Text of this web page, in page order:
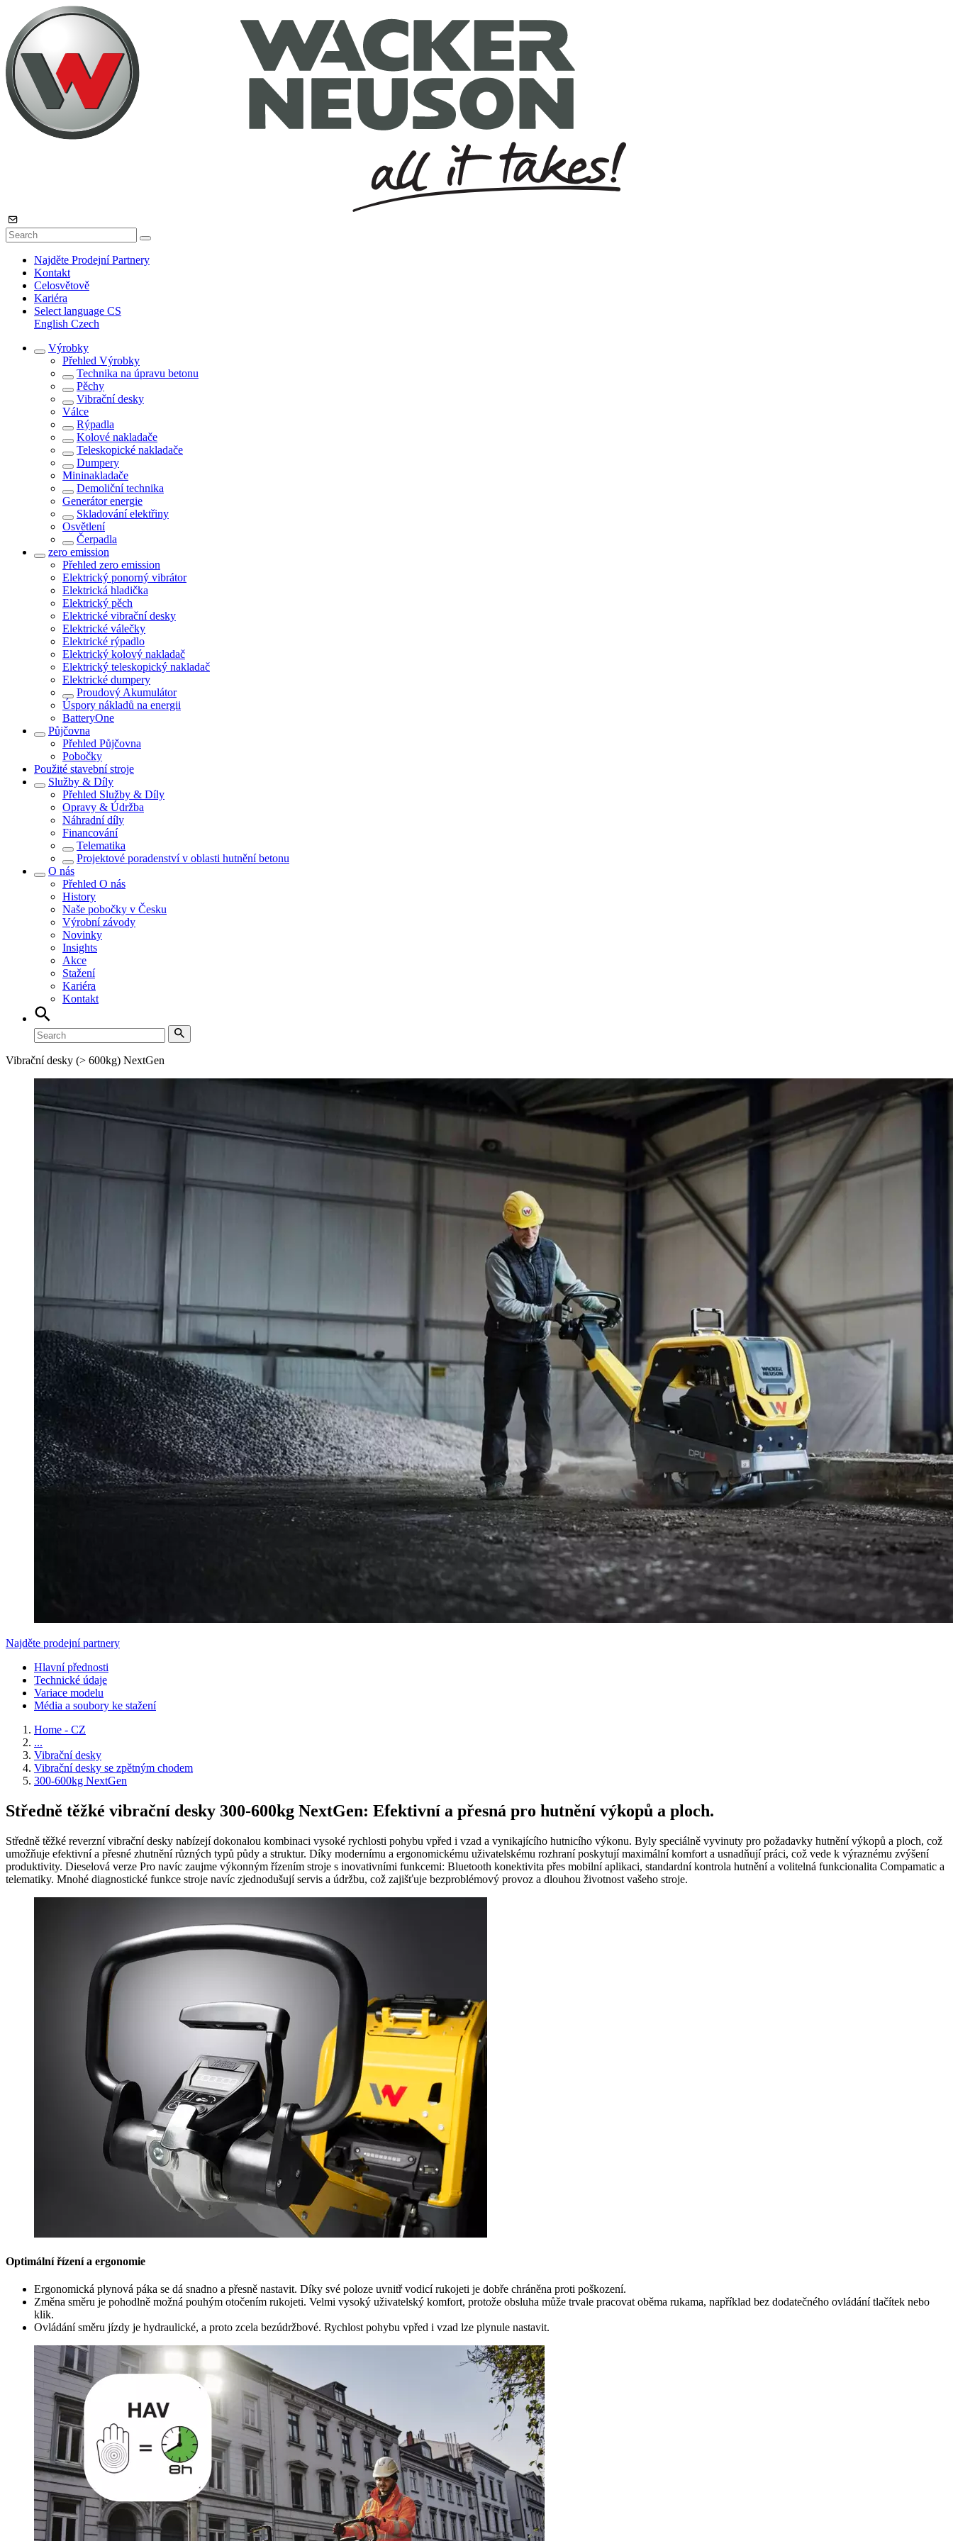
Najděte Prodejní Partnery
Kontakt
Celosvětově
Kariéra
Select language CS
English Czech
Výrobky
Přehled Výrobky
Technika na úpravu betonu
Pěchy
Vibrační desky
Válce
Rýpadla
Kolové nakladače
Teleskopické nakladače
Dumpery
Mininakladače
Demoliční technika
Generátor energie
Skladování elektřiny
Osvětlení
Čerpadla
zero emission
Přehled zero emission
Elektrický ponorný vibrátor
Elektrická hladička
Elektrický pěch
Elektrické vibrační desky
Elektrické válečky
Elektrické rýpadlo
Elektrický kolový nakladač
Elektrický teleskopický nakladač
Elektrické dumpery
Proudový Akumulátor
Úspory nákladů na energii
BatteryOne
Půjčovna
Přehled Půjčovna
Pobočky
Použité stavební stroje
Služby & Díly
Přehled Služby & Díly
Opravy & Údržba
Náhradní díly
Financování
Telematika
Projektové poradenství v oblasti hutnění betonu
O nás
Přehled O nás
History
Naše pobočky v Česku
Výrobní závody
Novinky
Insights
Akce
Stažení
Kariéra
Kontakt
Vibrační desky (> 600kg) NextGen
Najděte prodejní partnery
Hlavní přednosti
Technické údaje
Variace modelu
Média a soubory ke stažení
Home - CZ
...
Vibrační desky
Vibrační desky se zpětným chodem
300-600kg NextGen
Středně těžké vibrační desky 300-600kg NextGen: Efektivní a přesná pro hutnění výkopů a ploch.
Středně těžké reverzní vibrační desky nabízejí dokonalou kombinaci vysoké rychlosti pohybu vpřed i vzad a vynikajícího hutnicího výkonu. Byly speciálně vyvinuty pro požadavky hutnění výkopů a ploch, což
umožňuje efektivní a přesné zhutnění různých typů půdy a struktur. Díky modernímu a ergonomickému uživatelskému rozhraní poskytují maximální komfort a usnadňují práci, což vede k výraznému zvýšení
produktivity. Dieselová verze Pro navíc zaujme výkonným řízením stroje s inovativními funkcemi: Bluetooth konektivita přes mobilní aplikaci, standardní kontrola hutnění a volitelná funkcionalita Compamatic a
telematiky. Mnohé diagnostické funkce stroje navíc zjednodušují servis a údržbu, což zajišťuje bezproblémový provoz a dlouhou životnost vašeho stroje.
Optimální řízení a ergonomie
Ergonomická plynová páka se dá snadno a přesně nastavit. Díky své poloze uvnitř vodicí rukojeti je dobře chráněna proti poškození.
Změna směru je pohodlně možná pouhým otočením rukojeti. Velmi vysoký uživatelský komfort, protože obsluha může trvale pracovat oběma rukama, například bez dodatečného ovládání tlačítek nebo
klik.
Ovládání směru jízdy je hydraulické, a proto zcela bezúdržbové. Rychlost pohybu vpřed i vzad lze plynule nastavit.